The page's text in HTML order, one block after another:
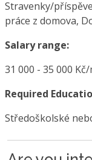
Stravenky/
práce z domova,
Salary range:
31 000 - 35 000
Required
Středoškolské